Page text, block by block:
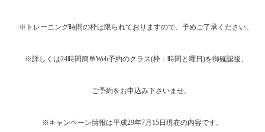
※トレーニング時間の枠は限られておりますので、予めご了承ください。
※詳しくは24時間簡単Web予約のクラス(枠：時間と曜日)を御確認後、
ご予約をお申込み下さいませ。
※キャンペーン情報は平成29年7月15日現在の内容です。